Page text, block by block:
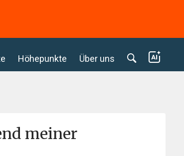
Höhepunkte Über uns
meiner